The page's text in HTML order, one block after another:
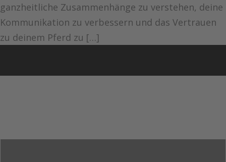
ganzheitliche Zusammenhänge zu verstehen, deine
Kommunikation zu verbessern und das Vertrauen
zu deinem Pferd zu […]